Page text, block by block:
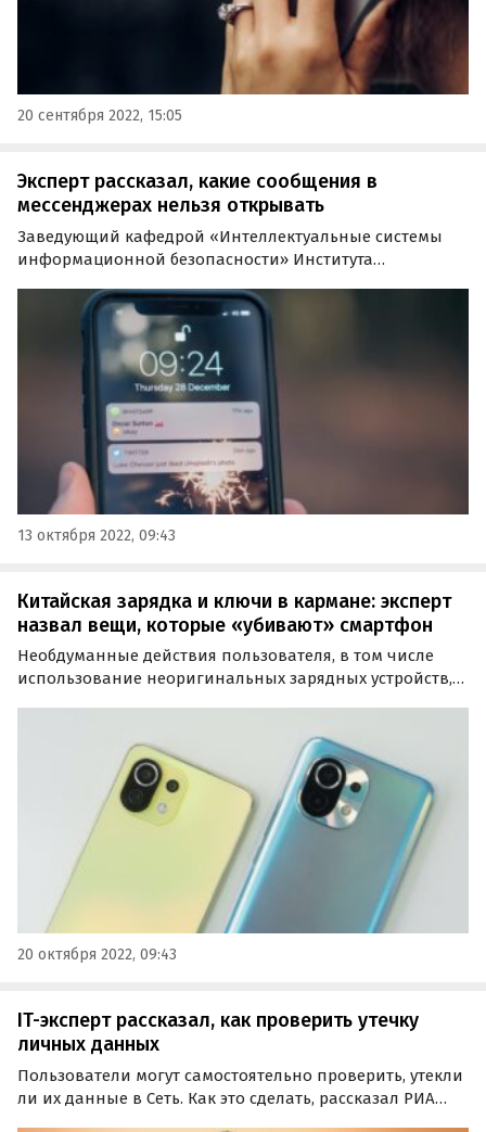
20 сентября 2022, 15:05
Эксперт рассказал, какие сообщения в
мессенджерах нельзя открывать
Заведующий кафедрой «Интеллектуальные системы
информационной безопасности» Института
Шамиль Магомедов в интервью агентству «Прайм»
рассказал, какие сообщения в мессенджерах опасно
открывать.
13 октября 2022, 09:43
Китайская зарядка и ключи в кармане: эксперт
назвал вещи, которые «убивают» смартфон
Необдуманные действия пользователя, в том числе
использование неоригинальных зарядных устройств,
отдела группы компаний «Рексофт» Евгений Черток.
20 октября 2022, 09:43
IT-эксперт рассказал, как проверить утечку
личных данных
Пользователи могут самостоятельно проверить, утекли
ли их данные в Сеть. Как это сделать, рассказал РИА